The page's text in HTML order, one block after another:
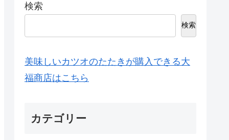
検索
検索
美味しいカツオのたたきが購入できる大
福商店はこちら
カテゴリー